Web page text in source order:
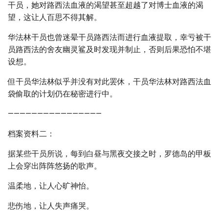
干员，她对路西法血液的渴望甚至超越了对博士血液的渴
望，这让人百思不得其解。
华法林干员也曾迷晕干员路西法而进行血液提取，幸亏被干
员路西法的舍友幽灵鲨及时发现并制止，否则后果恐怕不堪
设想。
但干员华法林似乎并没有对此罢休，干员华法林对路西法血
袋偷取的计划仍在秘密进行中。
————————————————
档案资料二：
据某些干员所说，每到白昼与黑夜交接之时，罗德岛的甲板
上会穿出阵阵悠扬的歌声。
温柔地，让人心旷神怡。
悲伤地，让人失声痛哭。